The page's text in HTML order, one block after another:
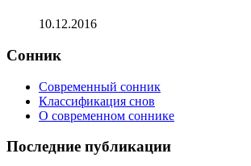
10.12.2016
Сонник
Современный сонник
Классификация снов
О современном соннике
Последние публикации